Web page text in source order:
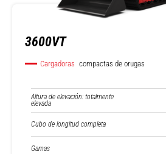
3600VT
Cargadoras compactas de orugas
Altura de elevación: totalmente
elevada
Cubo de longitud completa
Gamas